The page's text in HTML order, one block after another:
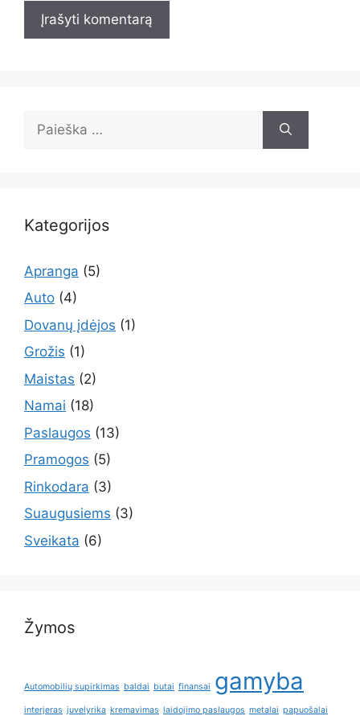
Kategorijos
Apranga (5)
Auto (4)
Dovanų įdėjos (1)
Grožis (1)
Maistas (2)
Namai (18)
Paslaugos (13)
Pramogos (5)
Rinkodara (3)
Suaugusiems (3)
Sveikata (6)
Žymos
Automobilių supirkimas baldai butai finansai gamyba
interjeras juvelyrika kremavimas laidojimo paslaugos metalai papuošalai